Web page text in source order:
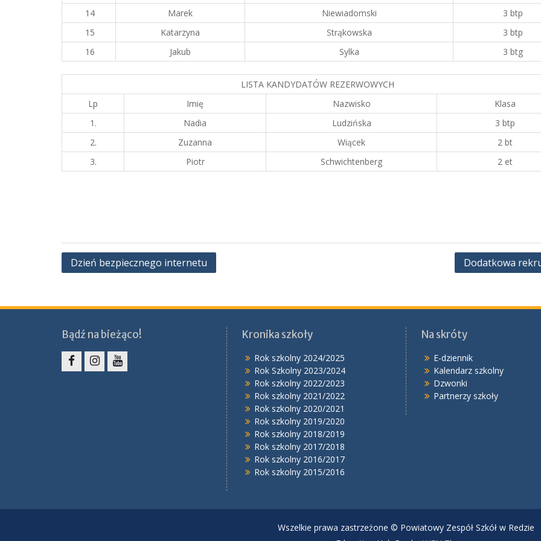
14
Marek Niewiadomski
3 btp
15
Katarzyna Strąkowska
3 btp
16
Jakub Sylka 3 btg
LISTA KANDYDATÓW REZERWOWYCH
Lp
Imię Nazwisko
Klasa
1.
Nadia Ludzińska
3 btp
2.
Zuzanna Wiącek
2 bt
3.
Piotr Schwichtenberg 2 et
Nawigacja
Dzień bezpiecznego internetu Dodatkowa
Bądź na bieżąco! Kronika szkoły
Rok szkolny 2024/2025
Rok Szkolny 2023/2024
Rok szkolny 2022/2023
Rok szkolny 2021/2022
Rok szkolny 2020/2021
Rok szkolny 2019/2020
Rok szkolny 2018/2019
Rok szkolny 2017/2018
Rok szkolny 2016/2017
Rok szkolny 2015/2016
Na skróty
E-dziennik
Kalendarz szkolny
Dzwonki
Partnerzy szkoły
Wszelkie prawa zastrzeżone © Powiatowy Zespół Szkół w Redzie